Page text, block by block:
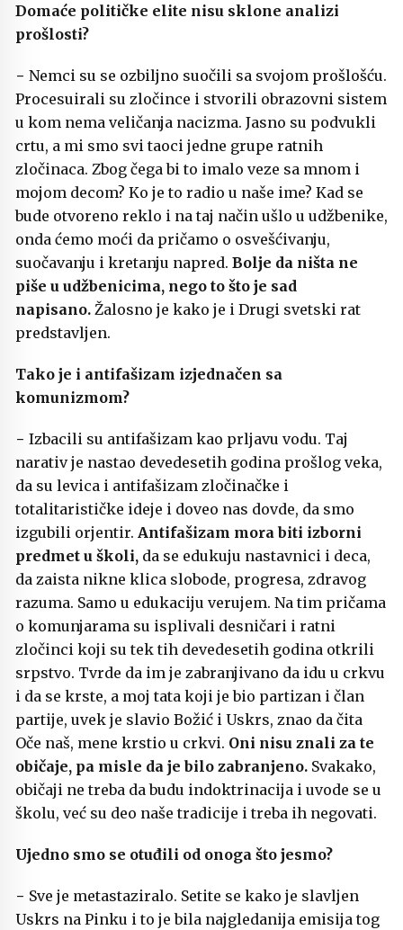
Domaće političke elite nisu sklone analizi
prošlosti?
− Nemci su se ozbiljno suočili sa svojom prošlošću.
Procesuirali su zločince i stvorili obrazovni sistem
u kom nema veličanja nacizma. Jasno su podvukli
crtu, a mi smo svi taoci jedne grupe ratnih
zločinaca. Zbog čega bi to imalo veze sa mnom i
mojom decom? Ko je to radio u naše ime? Kad se
bude otvoreno reklo i na taj način ušlo u udžbenike,
onda ćemo moći da pričamo o osvešćivanju,
suočavanju i kretanju napred. Bolje da ništa ne
piše u udžbenicima, nego to što je sad
napisano. Žalosno je kako je i Drugi svetski rat
predstavljen.
Tako je i antifašizam izjednačen sa
komunizmom?
− Izbacili su antifašizam kao prljavu vodu. Taj
narativ je nastao devedesetih godina prošlog veka,
da su levica i antifašizam zločinačke i
totalitarističke ideje i doveo nas dovde, da smo
izgubili orjentir. Antifašizam mora biti izborni
predmet u školi, da se edukuju nastavnici i deca,
da zaista nikne klica slobode, progresa, zdravog
razuma. Samo u edukaciju verujem. Na tim pričama
o komunjarama su isplivali desničari i ratni
zločinci koji su tek tih devedesetih godina otkrili
srpstvo. Tvrde da im je zabranjivano da idu u crkvu
i da se krste, a moj tata koji je bio partizan i član
partije, uvek je slavio Božić i Uskrs, znao da čita
Oče naš, mene krstio u crkvi. Oni nisu znali za te
običaje, pa misle da je bilo zabranjeno. Svakako,
običaji ne treba da budu indoktrinacija i uvode se u
školu, već su deo naše tradicije i treba ih negovati.
Ujedno smo se otuđili od onoga što jesmo?
− Sve je metastaziralo. Setite se kako je slavljen
Uskrs na Pinku i to je bila najgledanija emisija tog